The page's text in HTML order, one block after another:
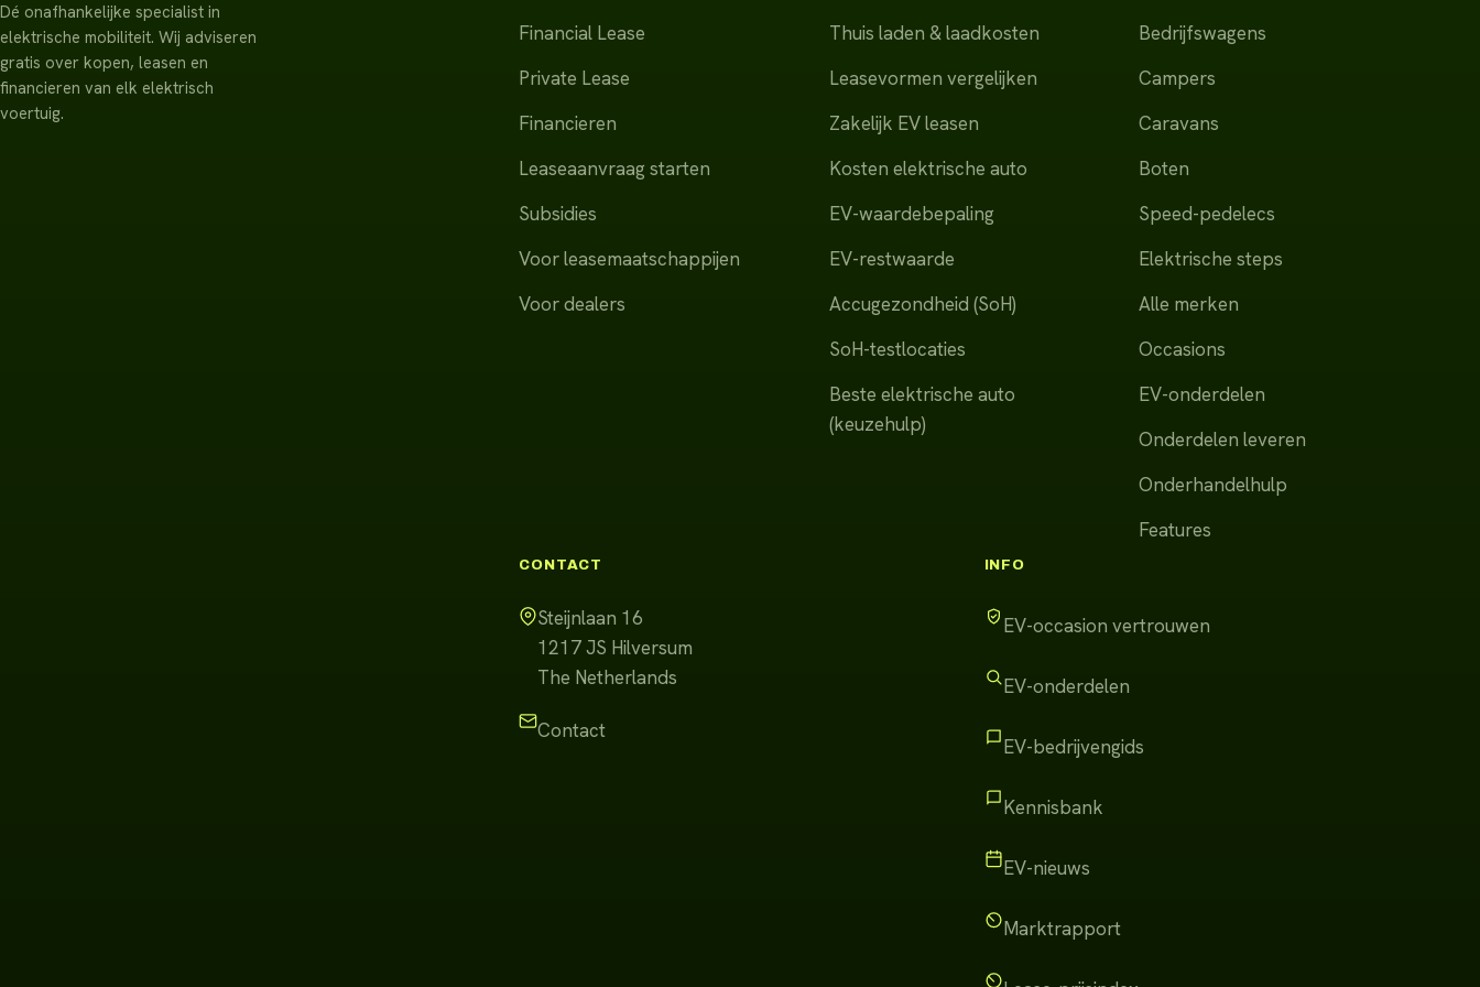
Dé onafhankelijke specialist in
elektrische mobiliteit. Wij adviseren
gratis over kopen, leasen en
financieren van elk elektrisch
voertuig.
Financial Lease
Private Lease
Financieren
Leaseaanvraag starten
Subsidies
Voor leasemaatschappijen
Voor dealers
Thuis laden & laadkosten
Leasevormen vergelijken
Zakelijk EV leasen
Kosten elektrische auto
EV-waardebepaling
EV-restwaarde
Accugezondheid (SoH)
SoH-testlocaties
Beste elektrische auto
(keuzehulp)
Bedrijfswagens
Campers
Caravans
Boten
Speed-pedelecs
Elektrische steps
Alle merken
Occasions
EV-onderdelen
Onderdelen leveren
Onderhandelhulp
Features
CONTACT
Steijnlaan 16
1217 JS Hilversum
The Netherlands
Contact
INFO
EV-occasion vertrouwen
EV-onderdelen
EV-bedrijvengids
Kennisbank
EV-nieuws
Marktrapport